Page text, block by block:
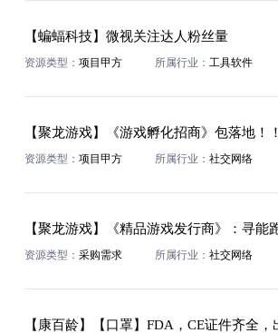
【蝙蝠科技】微视关注达人粉丝量
资源类型： 项目甲方 所属行业： 工具软件
【聚龙游戏】《游戏孵化招商》包落地！！
资源类型： 项目甲方 所属行业： 社交网络
资源类型： 采购需求 所属行业： 社交网络